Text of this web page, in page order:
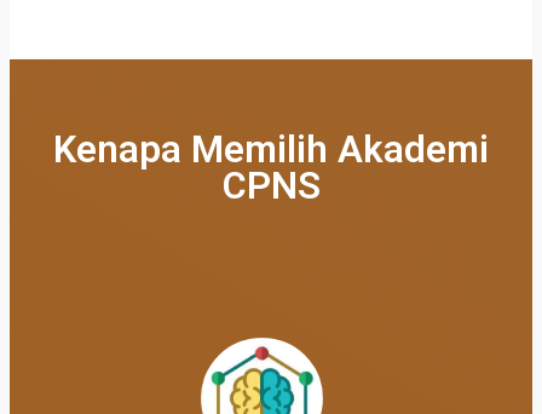
Kenapa Memilih Akademi
CPNS